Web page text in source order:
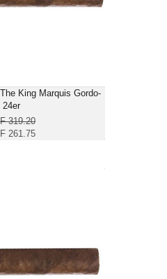
King Marquis Gordo-
24er
319.20
261.75
Länge: 15.2
Ringmass: 52
Länge: 15.2
mittelkräftig bis kräftig